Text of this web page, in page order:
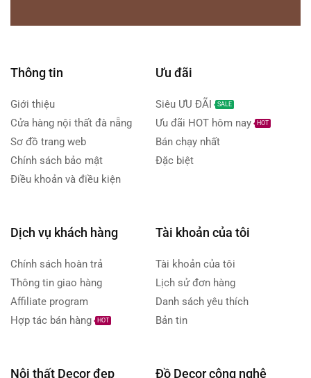
Thông tin
Giới thiệu
Cửa hàng nội thất đà nẵng
Sơ đồ trang web
Chính sách bảo mật
Điều khoản và điều kiện
Ưu đãi
Siêu ƯU ĐÃI SALE
Ưu đãi HOT hôm nay HOT
Bán chạy nhất
Đặc biệt
Dịch vụ khách hàng
Chính sách hoàn trả
Thông tin giao hàng
Affiliate program
Hợp tác bán hàng
HOT
Tài khoản của tôi
Tài khoản của tôi
Lịch sử đơn hàng
Danh sách yêu thích
Bản tin
Nội thất Decor đẹp Đồ Decor công nghệ